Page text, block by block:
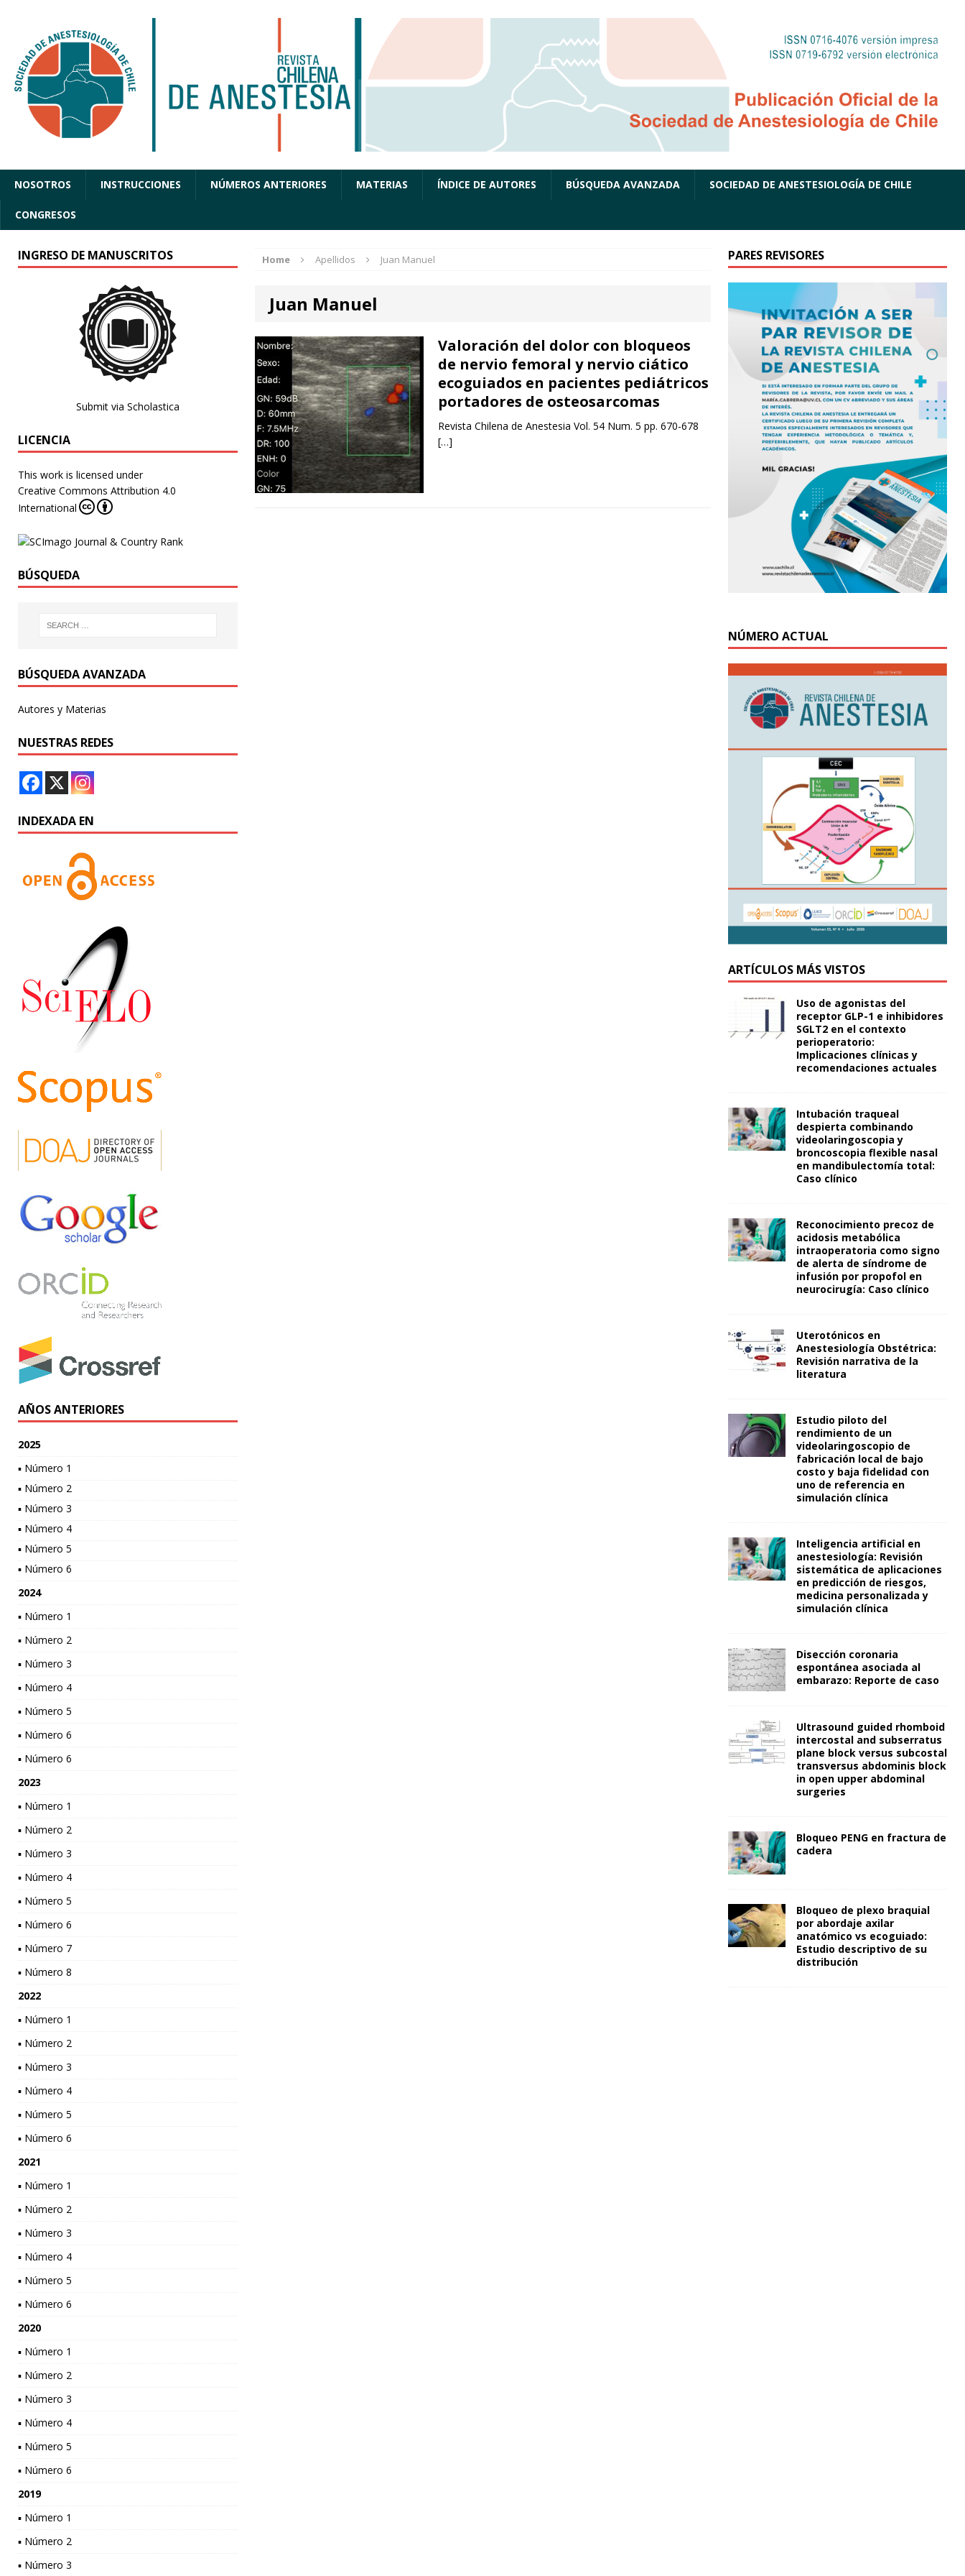
NOSOTROS INSTRUCCIONES NÚMEROS ANTERIORES MATERIAS ÍNDICE DE AUTORES BÚSQUEDA AVANZADA SOCIEDAD DE ANESTESIOLOGÍA DE CHILE
CONGRESOS
Home Apellidos Juan Manuel
Juan Manuel
Valoración del dolor con bloqueos
de nervio femoral y nervio ciático
ecoguiados en pacientes pediátricos
portadores de osteosarcomas
Revista Chilena de Anestesia Vol. 54 Num. 5 pp. 670-678
[…]
INGRESO DE MANUSCRITOS
Submit via Scholastica
LICENCIA
This work is licensed under
Creative Commons Attribution 4.0
International
BÚSQUEDA
BÚSQUEDA AVANZADA
Autores y Materias
NUESTRAS REDES
INDEXADA EN
AÑOS ANTERIORES
2025
▪ Número 1
▪ Número 2
▪ Número 3
▪ Número 4
▪ Número 5
▪ Número 6
2024
▪ Número 1
▪ Número 2
▪ Número 3
▪ Número 4
▪ Número 5
▪ Número 6
▪ Número 6
2023
▪ Número 1
▪ Número 2
▪ Número 3
▪ Número 4
▪ Número 5
▪ Número 6
▪ Número 7
▪ Número 8
2022
▪ Número 1
▪ Número 2
▪ Número 3
▪ Número 4
▪ Número 5
▪ Número 6
2021
▪ Número 1
▪ Número 2
▪ Número 3
▪ Número 4
▪ Número 5
▪ Número 6
2020
▪ Número 1
▪ Número 2
▪ Número 3
▪ Número 4
▪ Número 5
▪ Número 6
2019
▪ Número 1
▪ Número 2
▪ Número 3
PARES REVISORES
NÚMERO ACTUAL
ARTÍCULOS MÁS VISTOS
Uso de agonistas del
receptor GLP-1 e inhibidores
SGLT2 en el contexto
perioperatorio:
Implicaciones clínicas y
recomendaciones actuales
Intubación traqueal
despierta combinando
videolaringoscopia y
broncoscopia flexible nasal
en mandibulectomía total:
Caso clínico
Reconocimiento precoz de
acidosis metabólica
intraoperatoria como signo
de alerta de síndrome de
infusión por propofol en
neurocirugía: Caso clínico
Uterotónicos en
Anestesiología Obstétrica:
Revisión narrativa de la
literatura
Estudio piloto del
rendimiento de un
videolaringoscopio de
fabricación local de bajo
costo y baja fidelidad con
uno de referencia en
simulación clínica
Inteligencia artificial en
anestesiología: Revisión
sistemática de aplicaciones
en predicción de riesgos,
medicina personalizada y
simulación clínica
Disección coronaria
espontánea asociada al
embarazo: Reporte de caso
Ultrasound guided rhomboid
intercostal and subserratus
plane block versus subcostal
transversus abdominis block
in open upper abdominal
surgeries
Bloqueo PENG en fractura de
cadera
Bloqueo de plexo braquial
por abordaje axilar
anatómico vs ecoguiado:
Estudio descriptivo de su
distribución